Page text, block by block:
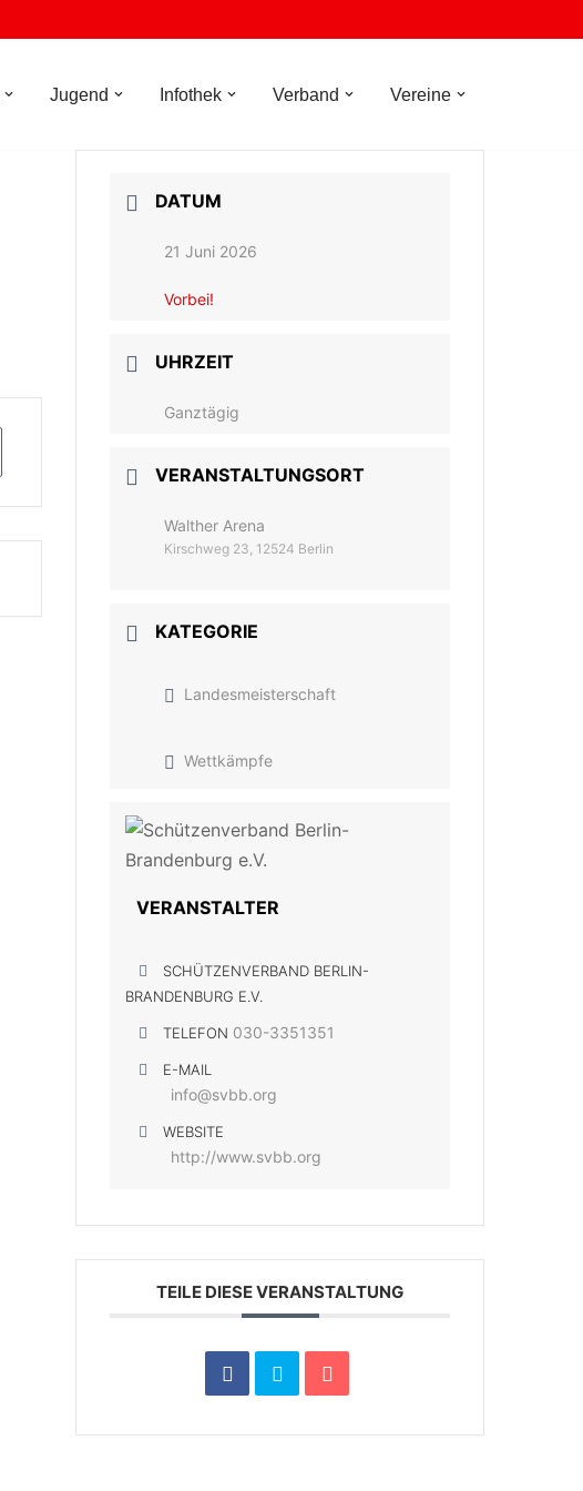
Jugend Infothek Verband Vereine
DATUM
21 Juni 2026
Vorbei!
UHRZEIT
Ganztägig
VERANSTALTUNGSORT
Walther Arena
Kirschweg 23, 12524 Berlin
KATEGORIE
Landesmeisterschaft
Wettkämpfe
VERANSTALTER
SCHÜTZENVERBAND BERLIN-
BRANDENBURG E.V.
TELEFON 030-3351351
E-MAIL
info@svbb.org
WEBSITE
http://www.svbb.org
TEILE DIESE VERANSTALTUNG